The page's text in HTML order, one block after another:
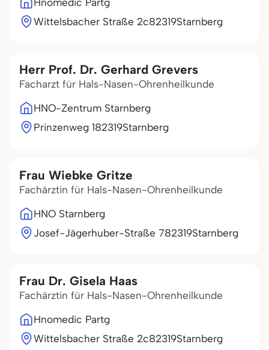
Hnomedic Partg
Wittelsbacher Straße 2c82319Starnberg
Herr Prof. Dr. Gerhard Grevers
Facharzt für Hals-Nasen-Ohrenheilkunde
HNO-Zentrum Starnberg
Prinzenweg 182319Starnberg
Frau Wiebke Gritze
Fachärztin für Hals-Nasen-Ohrenheilkunde
HNO Starnberg
Josef-Jägerhuber-Straße 782319Starnberg
Frau Dr. Gisela Haas
Fachärztin für Hals-Nasen-Ohrenheilkunde
Hnomedic Partg
Wittelsbacher Straße 2c82319Starnberg